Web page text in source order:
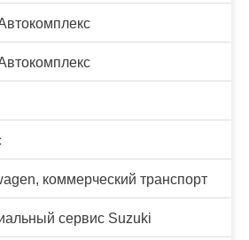
коммерческий транспорт
сервис Suzuki